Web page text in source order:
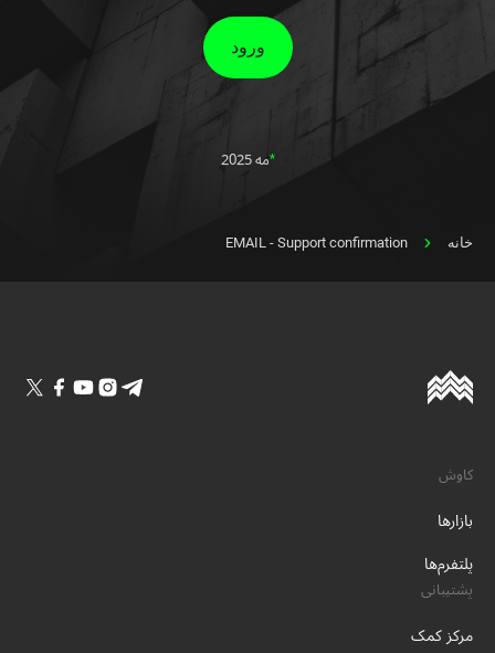
ورود
خانه EMAIL - Support confirmation
*مه 2025
کاوش
بازارها
پلتفرم‌ها
پشتیبانی
مرکز کمک